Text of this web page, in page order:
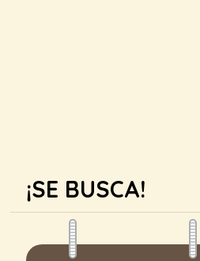
¡SE BUSCA!